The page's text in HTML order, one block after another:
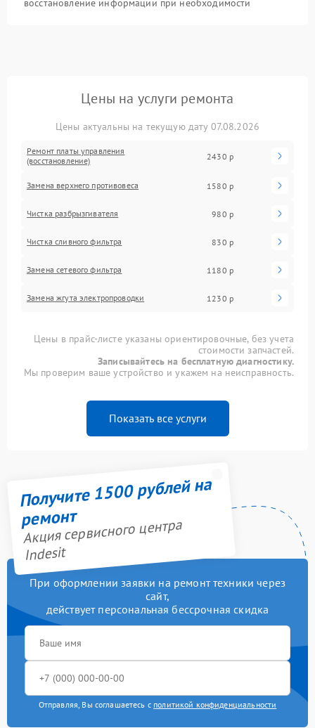
восстановление информации при необходимости
Цены на услуги ремонта
Цены актуальны на текущую дату 07.08.2026
Ремонт платы управления
(восстановление)
2430 р
Замена верхнего противовеса 1580 р
Чистка разбрызгивателя 980 р
Чистка сливного фильтра 830 р
Замена сетевого фильтра 1180 р
Замена жгута электропроводки 1230 р
Цены в прайс-листе указаны ориентировочные, без учета
стоимости запчастей.
Записывайтесь на бесплатную диагностику.
Мы проверим ваше устройство и укажем на неисправность.
Показать все услуги
Получите 1500 рублей на
ремонт
Акция сервисного центра
Indesit
При оформлении заявки на ремонт техники через
сайт,
действует персональная бессрочная скидка
Отправляя, Вы соглашаетесь с политикой конфиденциальности